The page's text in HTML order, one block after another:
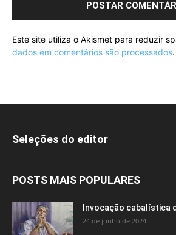
Este site utiliza o Akismet para reduzir
dados em comentários são processados.
Seleções do editor
POSTS MAIS POPULARES
Invocação cabalística
24 de junho de 2024